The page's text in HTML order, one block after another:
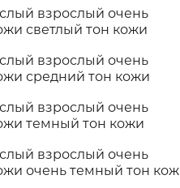
взрослый очень
светлый тон кожи
взрослый очень
средний тон кожи
взрослый очень
темный тон кожи
взрослый очень
очень темный тон